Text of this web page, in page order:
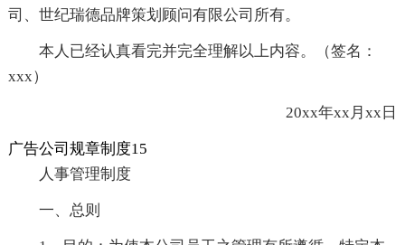
司、世纪瑞德品牌策划顾问有限公司所有。
本人已经认真看完并完全理解以上内容。（签名：
xxx）
20xx年xx月xx日
广告公司规章制度15
人事管理制度
一、总则